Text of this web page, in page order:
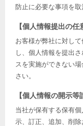
防止に必要な事項を取
【個人情報提出の任
お客様が弊社に対し
し、個人情報を提出
スを実施ができない
さい。
【個人情報の開示等
当社が保有する保有
示、訂正、追加、削